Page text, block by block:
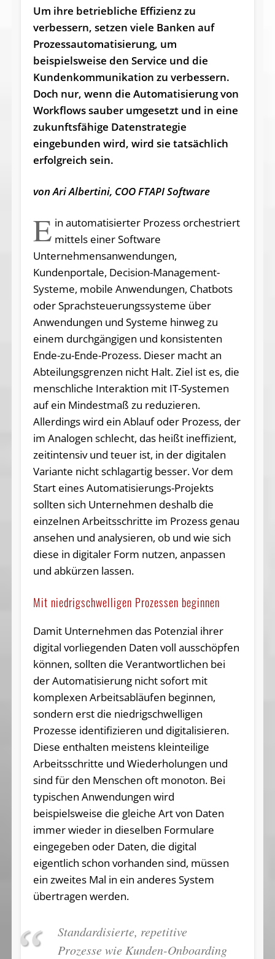
Um ihre betriebliche Effizienz zu
verbessern, setzen viele Banken auf
Prozessautomatisierung, um
beispielsweise den Service und die
Kundenkommunikation zu verbessern.
Doch nur, wenn die Automatisierung von
Workflows sauber umgesetzt und in eine
zukunftsfähige Datenstrategie
eingebunden wird, wird sie tatsächlich
erfolgreich sein.
von Ari Albertini, COO FTAPI Software
E in automatisierter Prozess orchestriert
mittels einer Software
Unternehmensanwendungen,
Kundenportale, Decision-Management-
Systeme, mobile Anwendungen, Chatbots
oder Sprachsteuerungssysteme über
Anwendungen und Systeme hinweg zu
einem durchgängigen und konsistenten
Ende-zu-Ende-Prozess. Dieser macht an
Abteilungsgrenzen nicht Halt. Ziel ist es, die
menschliche Interaktion mit IT-Systemen
auf ein Mindestmaß zu reduzieren.
Allerdings wird ein Ablauf oder Prozess, der
im Analogen schlecht, das heißt ineffizient,
zeitintensiv und teuer ist, in der digitalen
Variante nicht schlagartig besser. Vor dem
Start eines Automatisierungs-Projekts
sollten sich Unternehmen deshalb die
einzelnen Arbeitsschritte im Prozess genau
ansehen und analysieren, ob und wie sich
diese in digitaler Form nutzen, anpassen
und abkürzen lassen.
Mit niedrigschwelligen Prozessen beginnen
Damit Unternehmen das Potenzial ihrer
digital vorliegenden Daten voll ausschöpfen
können, sollten die Verantwortlichen bei
der Automatisierung nicht sofort mit
komplexen Arbeitsabläufen beginnen,
sondern erst die niedrigschwelligen
Prozesse identifizieren und digitalisieren.
Diese enthalten meistens kleinteilige
Arbeitsschritte und Wiederholungen und
sind für den Menschen oft monoton. Bei
typischen Anwendungen wird
beispielsweise die gleiche Art von Daten
immer wieder in dieselben Formulare
eingegeben oder Daten, die digital
eigentlich schon vorhanden sind, müssen
ein zweites Mal in ein anderes System
übertragen werden.
Standardisierte, repetitive
Prozesse wie Kunden-Onboarding